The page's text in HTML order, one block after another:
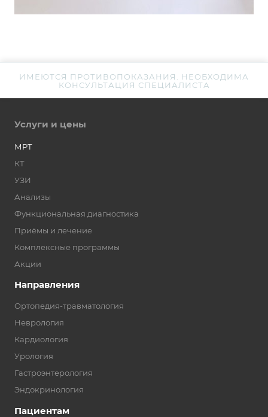
ИМЕЮТСЯ ПРОТИВОПОКАЗАНИЯ. НЕОБХОДИМА
КОНСУЛЬТАЦИЯ СПЕЦИАЛИСТА
Услуги и цены
МРТ
КТ
УЗИ
Анализы
Функциональная диагностика
Приёмы и лечение
Комплексные программы
Акции
Направления
Ортопедия-травматология
Неврология
Кардиология
Урология
Гастроэнтерология
Эндокринология
Пациентам